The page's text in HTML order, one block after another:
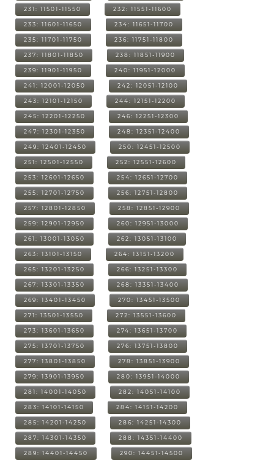
231: 11501-11550 232: 11551-11600
233: 11601-11650 234: 11651-11700
235: 11701-11750 236: 11751-11800
237: 11801-11850 238: 11851-11900
239: 11901-11950 240: 11951-12000
241: 12001-12050 242: 12051-12100
243: 12101-12150 244: 12151-12200
245: 12201-12250 246: 12251-12300
247: 12301-12350 248: 12351-12400
249: 12401-12450 250: 12451-12500
251: 12501-12550 252: 12551-12600
253: 12601-12650 254: 12651-12700
255: 12701-12750 256: 12751-12800
257: 12801-12850 258: 12851-12900
259: 12901-12950 260: 12951-13000
261: 13001-13050 262: 13051-13100
263: 13101-13150 264: 13151-13200
265: 13201-13250 266: 13251-13300
267: 13301-13350 268: 13351-13400
269: 13401-13450 270: 13451-13500
271: 13501-13550 272: 13551-13600
273: 13601-13650 274: 13651-13700
275: 13701-13750 276: 13751-13800
277: 13801-13850 278: 13851-13900
279: 13901-13950 280: 13951-14000
281: 14001-14050 282: 14051-14100
283: 14101-14150 284: 14151-14200
285: 14201-14250 286: 14251-14300
287: 14301-14350 288: 14351-14400
289: 14401-14450 290: 14451-14500